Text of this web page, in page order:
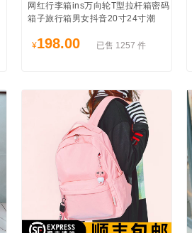
网红行李箱ins万向轮T型拉杆箱密码
箱子旅行箱男女抖音20寸24寸潮
¥198.00 已售 1257 件